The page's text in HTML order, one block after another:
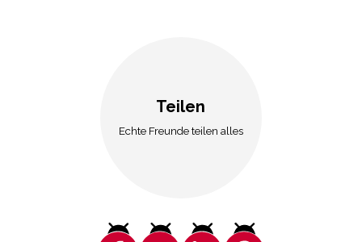
Teilen
Echte Freunde teilen alles